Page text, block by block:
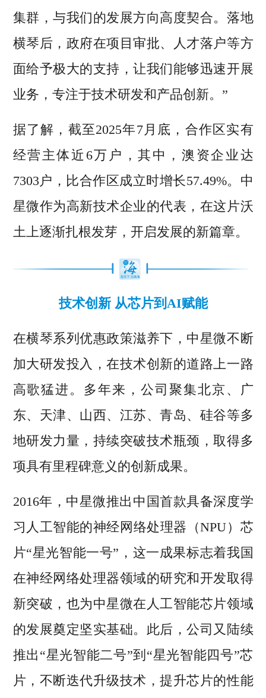
集群，与我们的发展方向高度契合。落地
横琴后，政府在项目审批、人才落户等方
面给予极大的支持，让我们能够迅速开展
业务，专注于技术研发和产品创新。”
据了解，截至2025年7月底，合作区实有
经营主体近6万户，其中，澳资企业达
7303户，比合作区成立时增长57.49%。中
星微作为高新技术企业的代表，在这片沃
土上逐渐扎根发芽，开启发展的新篇章。
技术创新 从芯片到AI赋能
在横琴系列优惠政策滋养下，中星微不断
加大研发投入，在技术创新的道路上一路
高歌猛进。多年来，公司聚集北京、广
东、天津、山西、江苏、青岛、硅谷等多
地研发力量，持续突破技术瓶颈，取得多
项具有里程碑意义的创新成果。
2016年，中星微推出中国首款具备深度学
习人工智能的神经网络处理器（NPU）芯
片“星光智能一号”，这一成果标志着我国
在神经网络处理器领域的研究和开发取得
新突破，也为中星微在人工智能芯片领域
的发展奠定坚实基础。此后，公司又陆续
推出“星光智能二号”到“星光智能四号”芯
片，不断迭代升级技术，提升芯片的性能